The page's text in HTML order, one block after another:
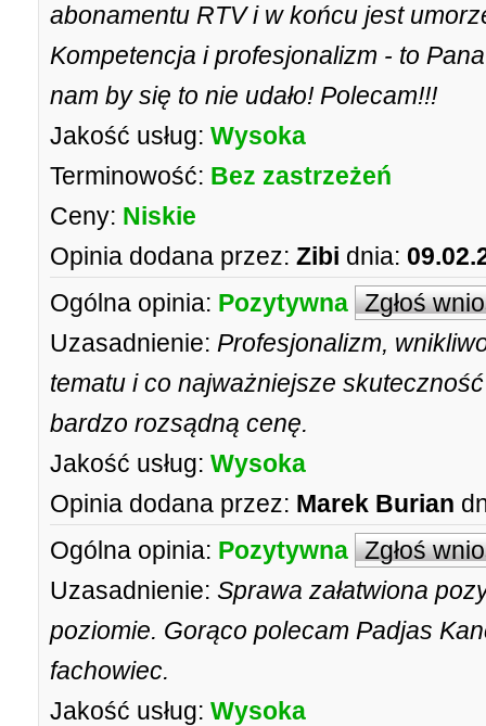
abonamentu RTV i w końcu jest
Kompetencja i profesjonalizm - to
nam by się to nie udało! Polecam!!!
Jakość usług: Wysoka
Terminowość: Bez zastrzeżeń
Ceny: Niskie
Opinia dodana przez: Zibi dnia:
Ogólna opinia: Pozytywna Zgłoś
Uzasadnienie: Profesjonalizm,
tematu i co najważniejsze
bardzo rozsądną cenę.
Jakość usług: Wysoka
Opinia dodana przez: Marek Burian
Ogólna opinia: Pozytywna Zgłoś
Uzasadnienie: Sprawa załatwiona
poziomie. Gorąco polecam Padjas
fachowiec.
Jakość usług: Wysoka